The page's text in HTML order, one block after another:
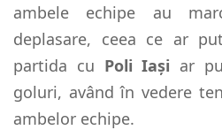
ambele echipe au
deplasare, ceea ce ar
partida cu Poli Iași ar
goluri, având în vedere
ambelor echipe.